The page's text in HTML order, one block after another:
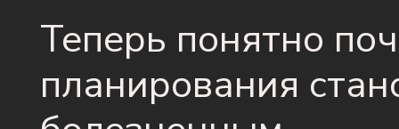
Теперь понятно
планирования